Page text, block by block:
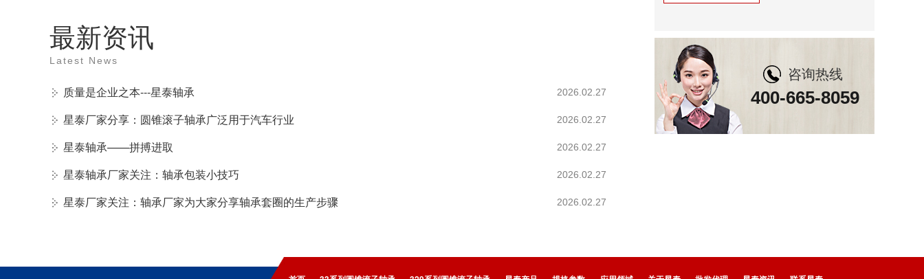
最新资讯
Latest News
质量是企业之本---星泰轴承 2026.02.27
星泰厂家分享：圆锥滚子轴承广泛用于汽车行业 2026.02.27
星泰轴承——拼搏进取 2026.02.27
星泰轴承厂家关注：轴承包装小技巧 2026.02.27
星泰厂家关注：轴承厂家为大家分享轴承套圈的生产步骤 2026.02.27
咨询热线
400-665-8059